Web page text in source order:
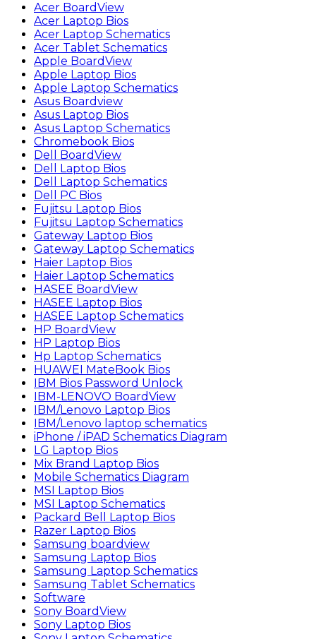
Acer BoardView
Acer Laptop Bios
Acer Laptop Schematics
Acer Tablet Schematics
Apple BoardView
Apple Laptop Bios
Apple Laptop Schematics
Asus Boardview
Asus Laptop Bios
Asus Laptop Schematics
Chromebook Bios
Dell BoardView
Dell Laptop Bios
Dell Laptop Schematics
Dell PC Bios
Fujitsu Laptop Bios
Fujitsu Laptop Schematics
Gateway Laptop Bios
Gateway Laptop Schematics
Haier Laptop Bios
Haier Laptop Schematics
HASEE BoardView
HASEE Laptop Bios
HASEE Laptop Schematics
HP BoardView
HP Laptop Bios
Hp Laptop Schematics
HUAWEI MateBook Bios
IBM Bios Password Unlock
IBM-LENOVO BoardView
IBM/Lenovo Laptop Bios
IBM/Lenovo laptop schematics
iPhone / iPAD Schematics Diagram
LG Laptop Bios
Mix Brand Laptop Bios
Mobile Schematics Diagram
MSI Laptop Bios
MSI Laptop Schematics
Packard Bell Laptop Bios
Razer Laptop Bios
Samsung boardview
Samsung Laptop Bios
Samsung Laptop Schematics
Samsung Tablet Schematics
Software
Sony BoardView
Sony Laptop Bios